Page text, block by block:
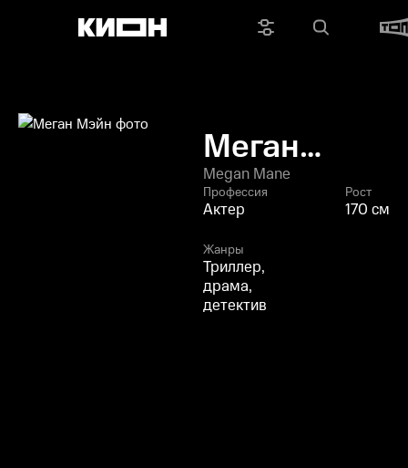
Меган
Мэйн
Megan Mane
Профессия
Актер
Рост
170 см
Жанры
Триллер,
драма,
детектив